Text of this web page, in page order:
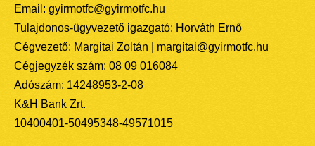
Email: gyirmotfc@gyirmotfc.hu
Tulajdonos-ügyvezető igazgató: Horváth Ernő
Cégvezető: Margitai Zoltán | margitai@gyirmotfc.hu
Cégjegyzék szám: 08 09 016084
Adószám: 14248953-2-08
K&H Bank Zrt.
10400401-50495348-49571015